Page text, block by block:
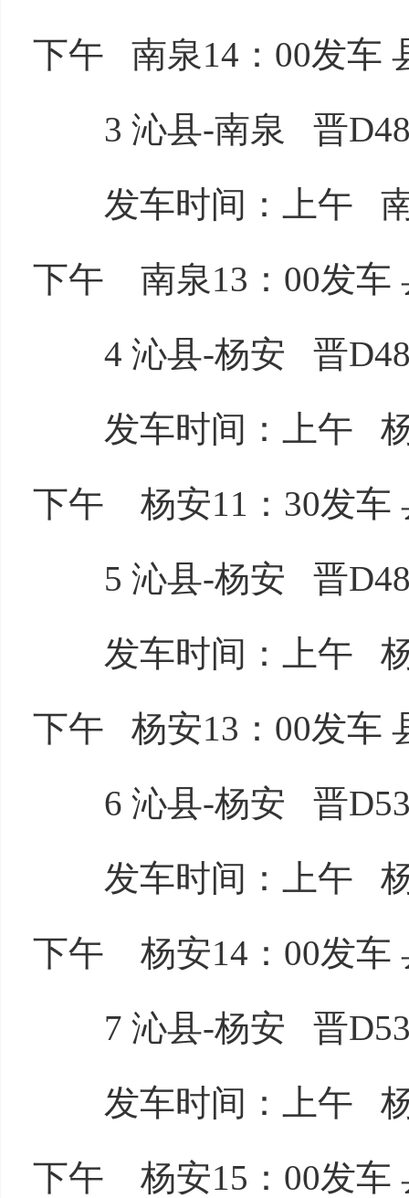
下午 南泉14：00发车
3 沁县-南泉 晋
发车时间：上午 南
下午 南泉13：00发车
4 沁县-杨安 晋
发车时间：上午 杨
下午 杨安11：30发车
5 沁县-杨安 晋
发车时间：上午 杨
下午 杨安13：00发车
6 沁县-杨安 晋
发车时间：上午 杨
下午 杨安14：00发车
7 沁县-杨安 晋
发车时间：上午 杨
下午 杨安15：00发车